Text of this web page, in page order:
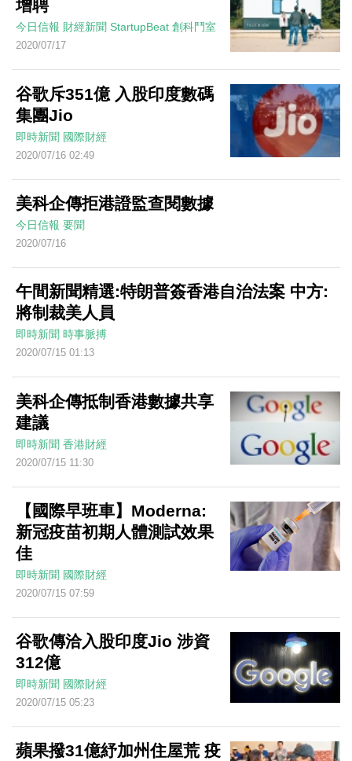
增聘
今日信報 財經新聞 StartupBeat 創科鬥室
2020/07/17
谷歌斥351億 入股印度數碼
集團Jio
即時新聞 國際財經
2020/07/16 02:49
美科企傳拒港證監查閱數據
今日信報 要聞
2020/07/16
午間新聞精選:特朗普簽香港自治法案 中方:
將制裁美人員
即時新聞 時事脈搏
2020/07/15 01:13
美科企傳抵制香港數據共享
建議
即時新聞 香港財經
2020/07/15 11:30
【國際早班車】Moderna:
新冠疫苗初期人體測試效果
佳
即時新聞 國際財經
2020/07/15 07:59
谷歌傳洽入股印度Jio 涉資
312億
即時新聞 國際財經
2020/07/15 05:23
蘋果撥31億紓加州住屋荒 疫